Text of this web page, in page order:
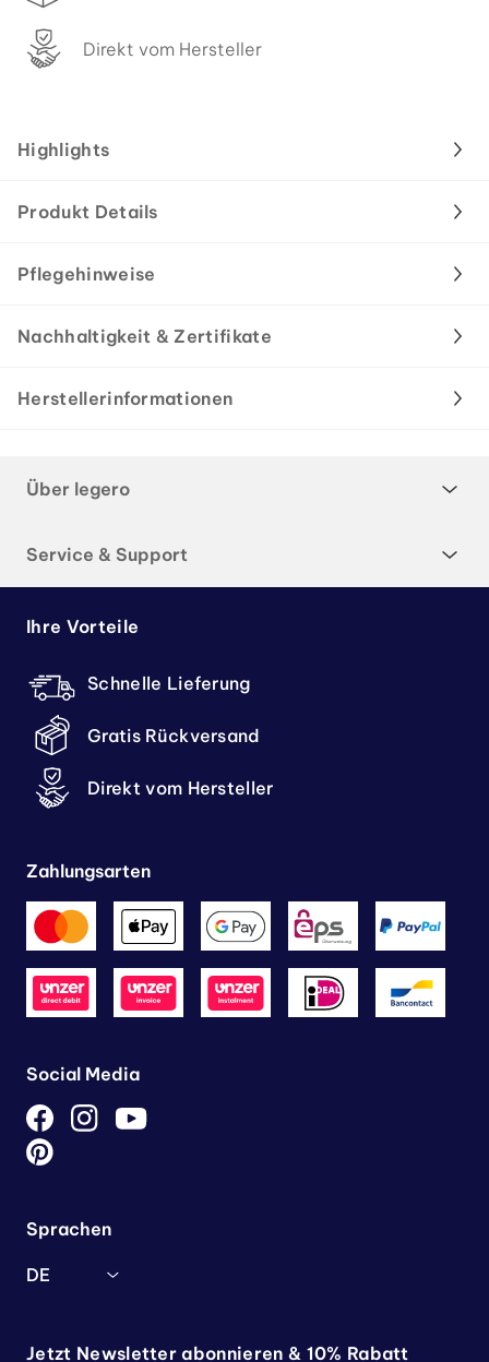
Direkt vom Hersteller
Highlights
Produkt Details
Pflegehinweise
Nachhaltigkeit & Zertifikate
Herstellerinformationen
Über legero
Service & Support
Ihre Vorteile
Schnelle Lieferung
Gratis Rückversand
Direkt vom Hersteller
Zahlungsarten
Social Media
Sprachen
DE
Jetzt Newsletter abonnieren & 10% Rabatt